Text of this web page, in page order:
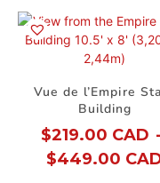
Vue de l’Empire
Building
$219.00 CAD
$449.00